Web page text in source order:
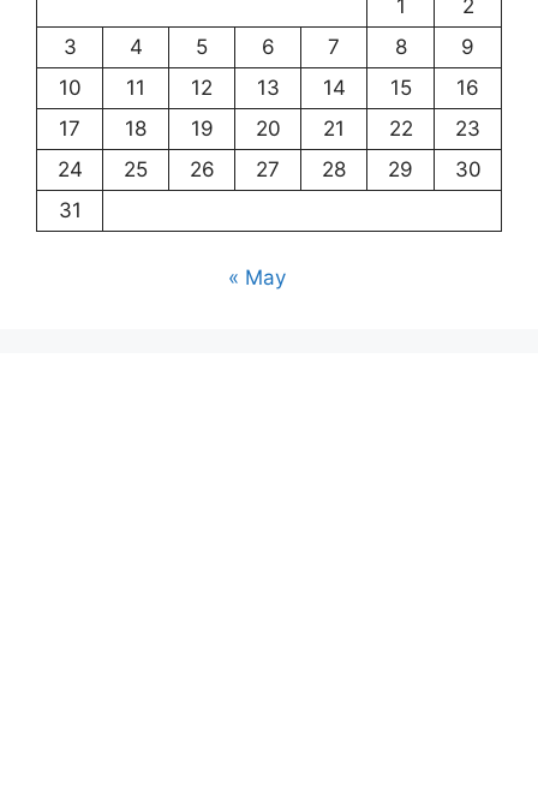
1
2
3
4 5 6 7 8
9
10
11 12 13 14 15
16
17
18 19 20 21 22
23
24
25 26 27 28 29
30
31
« May